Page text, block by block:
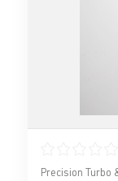
Calificación
Precision Turbo